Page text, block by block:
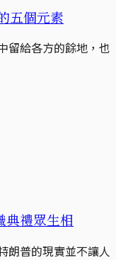
五個元素
留給各方的餘地，也
典禮眾生相
普的現實並不讓人